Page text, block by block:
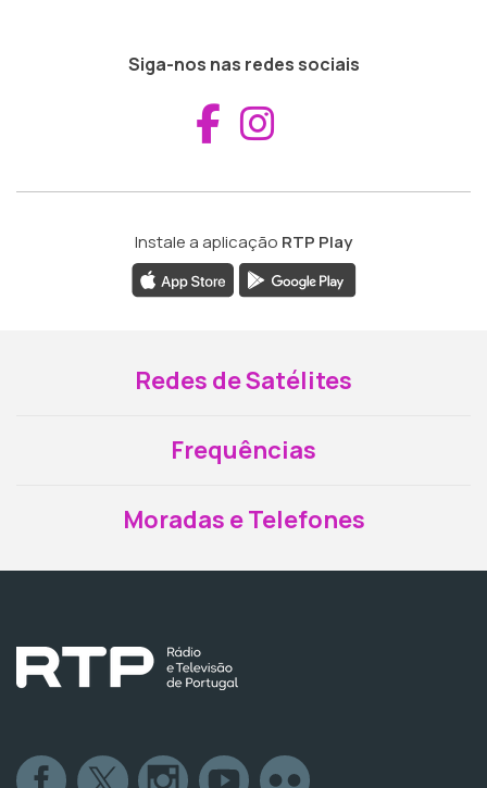
Siga-nos nas redes sociais
Aceder ao
Instale a aplicação RTP Play
Redes de Satélites
Frequências
Moradas e Telefones